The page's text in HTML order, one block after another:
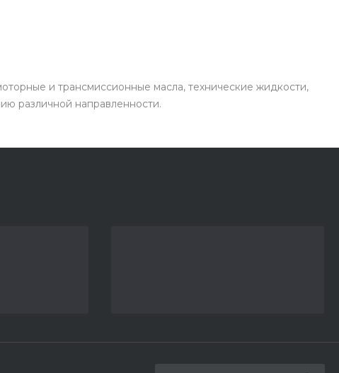
и трансмиссионные масла, технические жидкости,
различной направленности.